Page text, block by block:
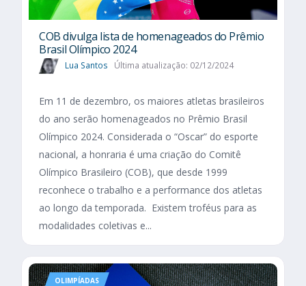
COB divulga lista de homenageados do Prêmio
Brasil Olímpico 2024
Lua Santos Última atualização: 02/12/2024
Em 11 de dezembro, os maiores atletas brasileiros
do ano serão homenageados no Prêmio Brasil
Olímpico 2024. Considerada o “Oscar” do esporte
nacional, a honraria é uma criação do Comitê
Olímpico Brasileiro (COB), que desde 1999
reconhece o trabalho e a performance dos atletas
ao longo da temporada. Existem troféus para as
modalidades coletivas e...
OLIMPÍADAS